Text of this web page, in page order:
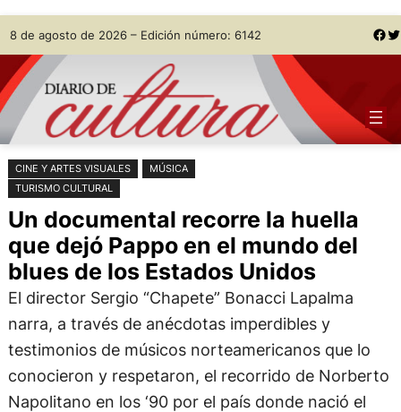
Saltar
al
contenido
Skip
to
content
8 de agosto de 2026 – Edición número: 6142 Facebook Twitter
CINE Y ARTES VISUALES
MÚSICA
TURISMO CULTURAL
Un documental recorre la huella
que dejó Pappo en el mundo del
blues de los Estados Unidos
El director Sergio “Chapete” Bonacci Lapalma
narra, a través de anécdotas imperdibles y
testimonios de músicos norteamericanos que lo
conocieron y respetaron, el recorrido de Norberto
Napolitano en los ‘90 por el país donde nació el